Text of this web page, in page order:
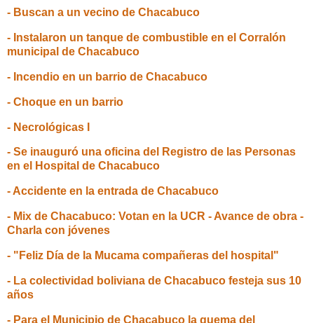
- Buscan a un vecino de Chacabuco
- Instalaron un tanque de combustible en el Corralón
municipal de Chacabuco
- Incendio en un barrio de Chacabuco
- Choque en un barrio
- Necrológicas I
- Se inauguró una oficina del Registro de las Personas
en el Hospital de Chacabuco
- Accidente en la entrada de Chacabuco
- Mix de Chacabuco: Votan en la UCR - Avance de obra -
Charla con jóvenes
- "Feliz Día de la Mucama compañeras del hospital"
- La colectividad boliviana de Chacabuco festeja sus 10
años
- Para el Municipio de Chacabuco la quema del